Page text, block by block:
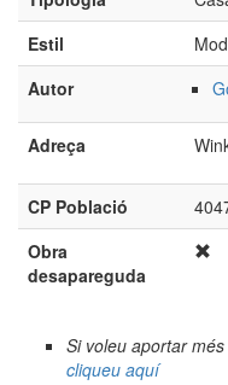
Estil
Autor
Adreça
CP Població
Obra
desapareguda
Si voleu aportar
cliqueu aquí